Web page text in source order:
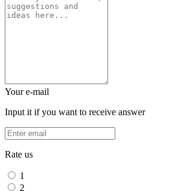
Your e-mail
Input it if you want to receive answer
Rate us
1
2